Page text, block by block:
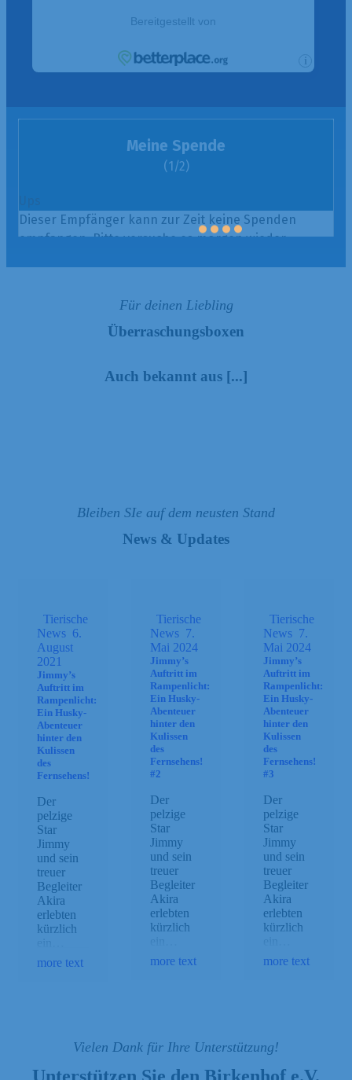
Für deinen Liebling
Überraschungsboxen
Auch bekannt aus [...]
Bleiben SIe auf dem neusten Stand
News & Updates
Tierische
News 6.
August
2021
Jimmy’s
Auftritt im
Rampenlicht:
Ein Husky-
Abenteuer
hinter den
Kulissen
des
Fernsehens!
Der
pelzige
Star
Jimmy
und sein
treuer
Begleiter
Akira
erlebten
kürzlich
more text
Tierische
News 7.
Mai 2024
Jimmy’s
Auftritt im
Rampenlicht:
Ein Husky-
Abenteuer
hinter den
Kulissen
des
Fernsehens!
#2
Der
pelzige
Star
Jimmy
und sein
treuer
Begleiter
Akira
erlebten
kürzlich
more text
Tierische
News 7.
Mai 2024
Jimmy’s
Auftritt im
Rampenlicht:
Ein Husky-
Abenteuer
hinter den
Kulissen
des
Fernsehens!
#3
Der
pelzige
Star
Jimmy
und sein
treuer
Begleiter
Akira
erlebten
kürzlich
more text
Vielen Dank für Ihre Unterstützung!